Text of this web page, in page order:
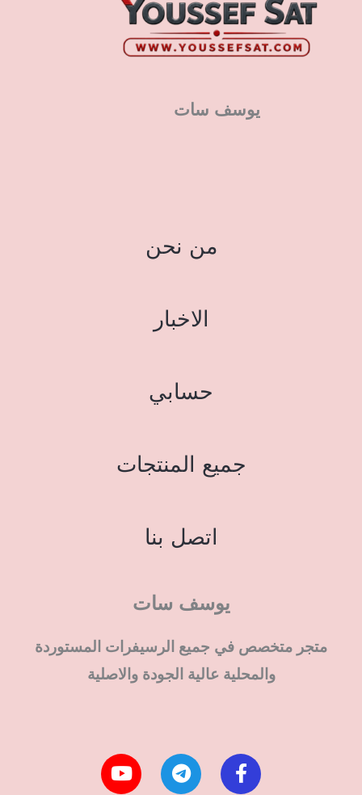
يوسف سات
من نحن
الاخبار
حسابي
جميع المنتجات
اتصل بنا
يوسف سات
متجر متخصص في جميع الرسيفرات المستوردة
والمحلية عالية الجودة والاصلية